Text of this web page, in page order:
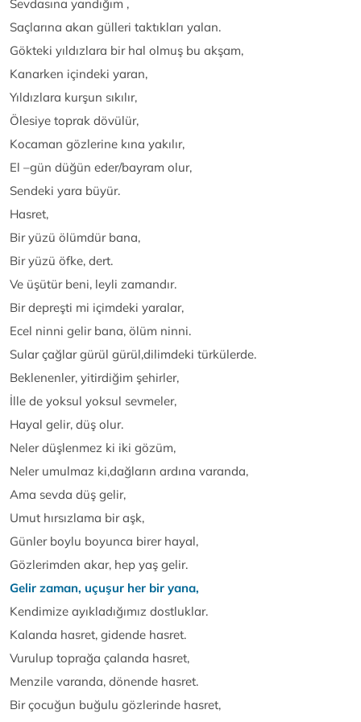
Sevdasına yandığım ,
Saçlarına akan gülleri taktıkları yalan.
Gökteki yıldızlara bir hal olmuş bu akşam,
Kanarken içindeki yaran,
Yıldızlara kurşun sıkılır,
Ölesiye toprak dövülür,
Kocaman gözlerine kına yakılır,
El –gün düğün eder/bayram olur,
Sendeki yara büyür.
Hasret,
Bir yüzü ölümdür bana,
Bir yüzü öfke, dert.
Ve üşütür beni, leyli zamandır.
Bir depreşti mi içimdeki yaralar,
Ecel ninni gelir bana, ölüm ninni.
Sular çağlar gürül gürül,dilimdeki türkülerde.
Beklenenler, yitirdiğim şehirler,
İlle de yoksul yoksul sevmeler,
Hayal gelir, düş olur.
Neler düşlenmez ki iki gözüm,
Neler umulmaz ki,dağların ardına varanda,
Ama sevda düş gelir,
Umut hırsızlama bir aşk,
Günler boylu boyunca birer hayal,
Gözlerimden akar, hep yaş gelir.
Gelir zaman, uçuşur her bir yana,
Kendimize ayıkladığımız dostluklar.
Kalanda hasret, gidende hasret.
Vurulup toprağa çalanda hasret,
Menzile varanda, dönende hasret.
Bir çocuğun buğulu gözlerinde hasret,